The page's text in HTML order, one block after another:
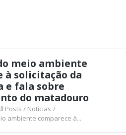
meio ambiente
à solicitação da
e fala sobre
do matadouro
Posts
Notícias
ambiente comparece à...